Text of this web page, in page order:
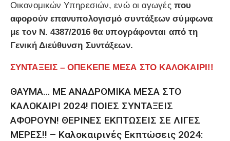
Οικονομικών Υπηρεσιών, ενώ οι αγωγές που
αφορούν επανυπολογισμό συντάξεων σύμφωνα
με τον Ν. 4387/2016 θα υπογράφονται από τη
Γενική Διεύθυνση Συντάξεων.
ΣΥΝΤΑΞΕΙΣ – ΟΠΕΚΕΠΕ ΜΕΣΑ ΣΤΟ ΚΑΛΟΚΑΙΡΙ!!
ΘΑΥΜΑ… ΜΕ ΑΝΑΔΡΟΜΙΚΑ ΜΕΣΑ ΣΤΟ
ΚΑΛΟΚΑΙΡΙ 2024! ΠΟΙΕΣ ΣΥΝΤΑΞΕΙΣ
ΑΦΟΡΟΥΝ! ΘΕΡΙΝΕΣ ΕΚΠΤΩΣΕΙΣ ΣΕ ΛΙΓΕΣ
ΜΕΡΕΣ!! – Καλοκαιρινές Εκπτώσεις 2024: